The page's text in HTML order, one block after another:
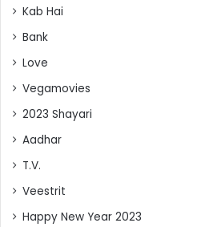
Kab Hai
Bank
Love
Vegamovies
2023 Shayari
Aadhar
T.V.
Veestrit
Happy New Year 2023